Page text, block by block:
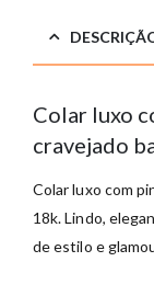
Colar luxo
cravejado
Colar luxo com
18k. Lindo,
de estilo e